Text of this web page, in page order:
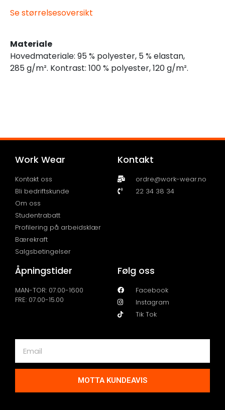
Se størrelsesoversikt
Materiale
Hovedmateriale: 95 % polyester, 5 % elastan,
285 g/m². Kontrast: 100 % polyester, 120 g/m².
Work Wear
Kontakt oss
Bli bedriftskunde
Om oss
Studentrabatt
Profilering på arbeidsklær
Bærekraft
Salgsbetingelser
Kontakt
ordre@work-wear.no
22 34 38 34
Åpningstider
MAN-TOR: 07.00-1600
FRE: 07.00-15.00
Følg oss
Facebook
Instagram
Tik Tok
MOTTA KUNDEAVIS